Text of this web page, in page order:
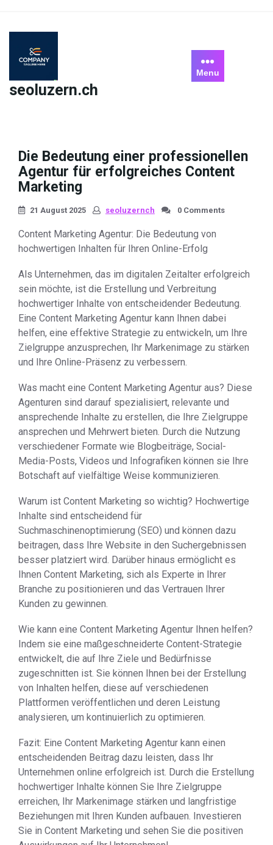
content
seoluzern.ch
Menu
Die Bedeutung einer professionellen
Agentur für erfolgreiches Content
Marketing
21 August 2025 seoluzernch 0 Comments
Content Marketing Agentur: Die Bedeutung von
hochwertigen Inhalten für Ihren Online-Erfolg
Als Unternehmen, das im digitalen Zeitalter erfolgreich
sein möchte, ist die Erstellung und Verbreitung
hochwertiger Inhalte von entscheidender Bedeutung.
Eine Content Marketing Agentur kann Ihnen dabei
helfen, eine effektive Strategie zu entwickeln, um Ihre
Zielgruppe anzusprechen, Ihr Markenimage zu stärken
und Ihre Online-Präsenz zu verbessern.
Was macht eine Content Marketing Agentur aus? Diese
Agenturen sind darauf spezialisiert, relevante und
ansprechende Inhalte zu erstellen, die Ihre Zielgruppe
ansprechen und Mehrwert bieten. Durch die Nutzung
verschiedener Formate wie Blogbeiträge, Social-
Media-Posts, Videos und Infografiken können sie Ihre
Botschaft auf vielfältige Weise kommunizieren.
Warum ist Content Marketing so wichtig? Hochwertige
Inhalte sind entscheidend für
Suchmaschinenoptimierung (SEO) und können dazu
beitragen, dass Ihre Website in den Suchergebnissen
besser platziert wird. Darüber hinaus ermöglicht es
Ihnen Content Marketing, sich als Experte in Ihrer
Branche zu positionieren und das Vertrauen Ihrer
Kunden zu gewinnen.
Wie kann eine Content Marketing Agentur Ihnen helfen?
Indem sie eine maßgeschneiderte Content-Strategie
entwickelt, die auf Ihre Ziele und Bedürfnisse
zugeschnitten ist. Sie können Ihnen bei der Erstellung
von Inhalten helfen, diese auf verschiedenen
Plattformen veröffentlichen und deren Leistung
analysieren, um kontinuierlich zu optimieren.
Fazit: Eine Content Marketing Agentur kann einen
entscheidenden Beitrag dazu leisten, dass Ihr
Unternehmen online erfolgreich ist. Durch die Erstellung
hochwertiger Inhalte können Sie Ihre Zielgruppe
erreichen, Ihr Markenimage stärken und langfristige
Beziehungen mit Ihren Kunden aufbauen. Investieren
Sie in Content Marketing und sehen Sie die positiven